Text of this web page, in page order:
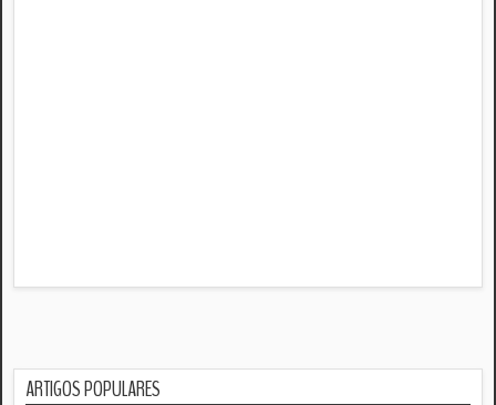
ARTIGOS POPULARES